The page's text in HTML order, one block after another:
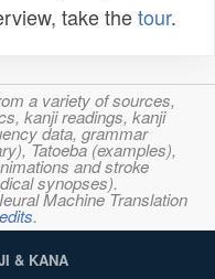
take thetour.
a variety of sources,
kanji readings, kanji
data, grammar
Tatoeba (examples),
and stroke
synopses).
Machine Translation
.
& KANA